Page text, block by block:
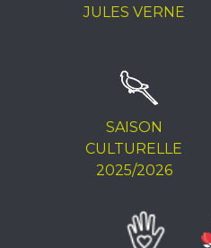
JULES VERNE
SAISON
CULTURELLE
2025/2026